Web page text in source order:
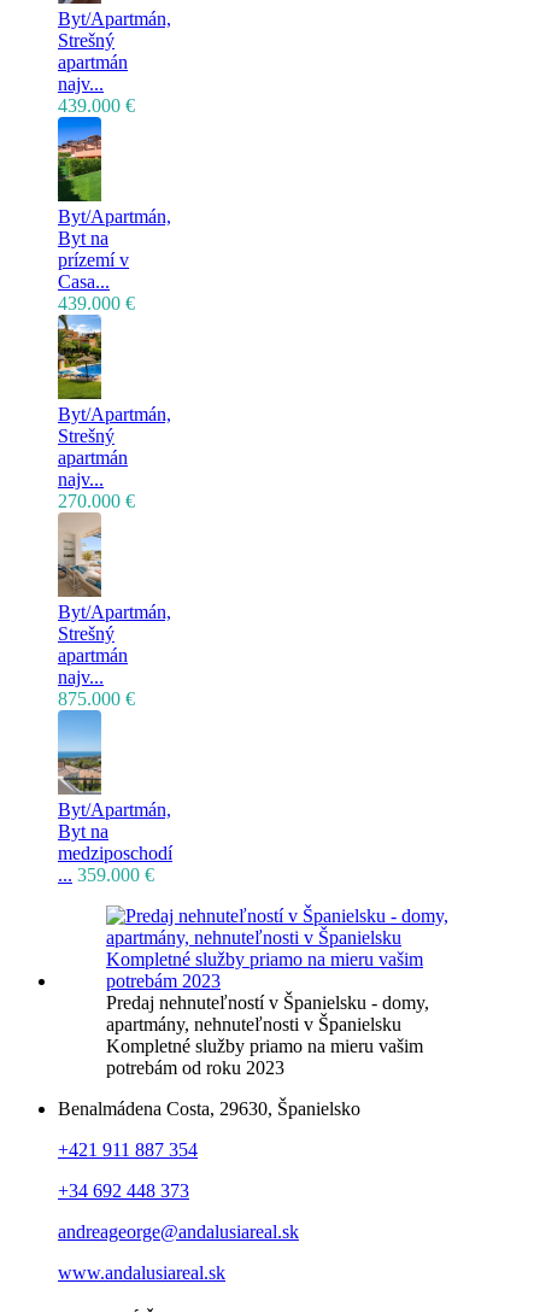
Byt/Apartmán,
Strešný
apartmán
najv...
439.000 €
Byt/Apartmán,
Byt na
prízemí v
Casa...
439.000 €
Byt/Apartmán,
Strešný
apartmán
najv...
270.000 €
Byt/Apartmán,
Strešný
apartmán
najv...
875.000 €
Byt/Apartmán,
Byt na
medziposchodí
... 359.000 €
Predaj nehnuteľností v Španielsku - domy,
apartmány, nehnuteľnosti v Španielsku
Kompletné služby priamo na mieru vašim
potrebám od roku 2023
Benalmádena Costa, 29630, Španielsko
+421 911 887 354
+34 692 448 373
andreageorge@andalusiareal.sk
www.andalusiareal.sk